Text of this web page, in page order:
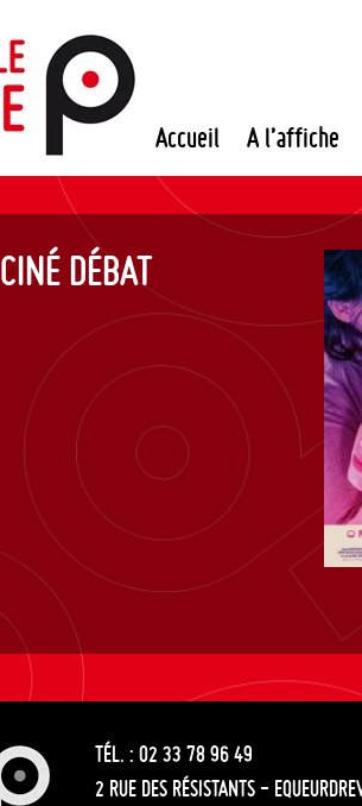
Accueil A l’affiche
CINÉ DÉBAT
TÉL. : 02 33 78 96 49
2 RUE DES RÉSISTANTS -